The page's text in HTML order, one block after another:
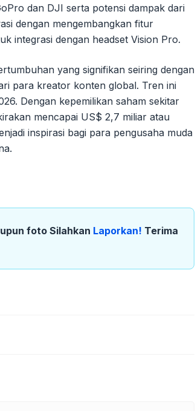
dan DJI serta potensi dampak dari
dengan mengembangkan fitur
integrasi dengan headset Vision Pro.
yang signifikan seiring dengan
para kreator konten global. Tren ini
Dengan kepemilikan saham sekitar
mencapai US$ 2,7 miliar atau
inspirasi bagi para pengusaha muda
foto Silahkan Laporkan! Terima